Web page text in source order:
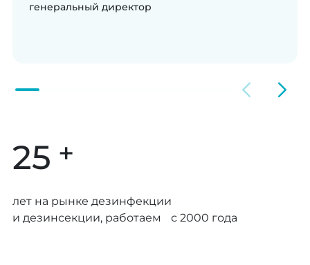
генеральный директор
25 +
лет на рынке дезинфекции
и дезинсекции, работаем с 2000 года